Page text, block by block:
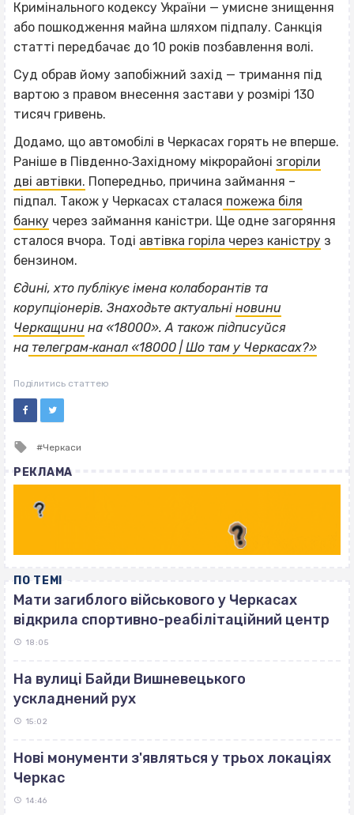
Кримінального кодексу України — умисне знищення
або пошкодження майна шляхом підпалу. Санкція
статті передбачає до 10 років позбавлення волі.
Суд обрав йому запобіжний захід — тримання під
вартою з правом внесення застави у розмірі 130
тисяч гривень.
Додамо, що автомобілі в Черкасах горять не вперше.
Раніше в Південно‐Західному мікрорайоні згоріли
дві автівки. Попередньо, причина займання –
підпал. Також у Черкасах сталася пожежа біля
банку через займання каністри. Ще одне загоряння
сталося вчора. Тоді автівка горіла через каністру з
бензином.
Єдині, хто публікує імена колаборантів та
корупціонерів. Знаходьте актуальні новини
Черкащини на «18000». А також підписуйся
на телеграм‐канал «18000 | Шо там у Черкасах?»
Поділитись статтею
Tagged
Черкаси
РЕКЛАМА
ПО ТЕМІ
Мати загиблого військового у Черкасах
відкрила спортивно-реабілітаційний центр
18:05
На вулиці Байди Вишневецького
ускладнений рух
15:02
Нові монументи з'являться у трьох локаціях
Черкас
14:46